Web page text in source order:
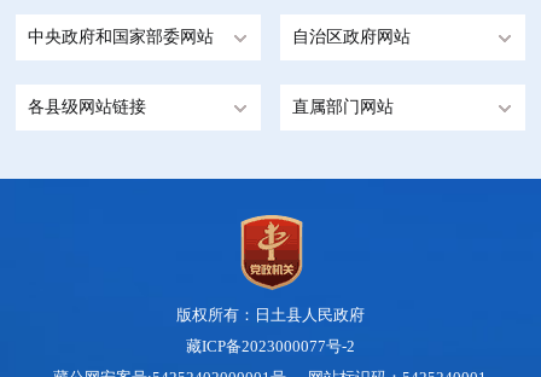
中央政府和国家部委网站 自治区政府网站
各县级网站链接 直属部门网站
版权所有：日土县人民政府
藏ICP备2023000077号-2